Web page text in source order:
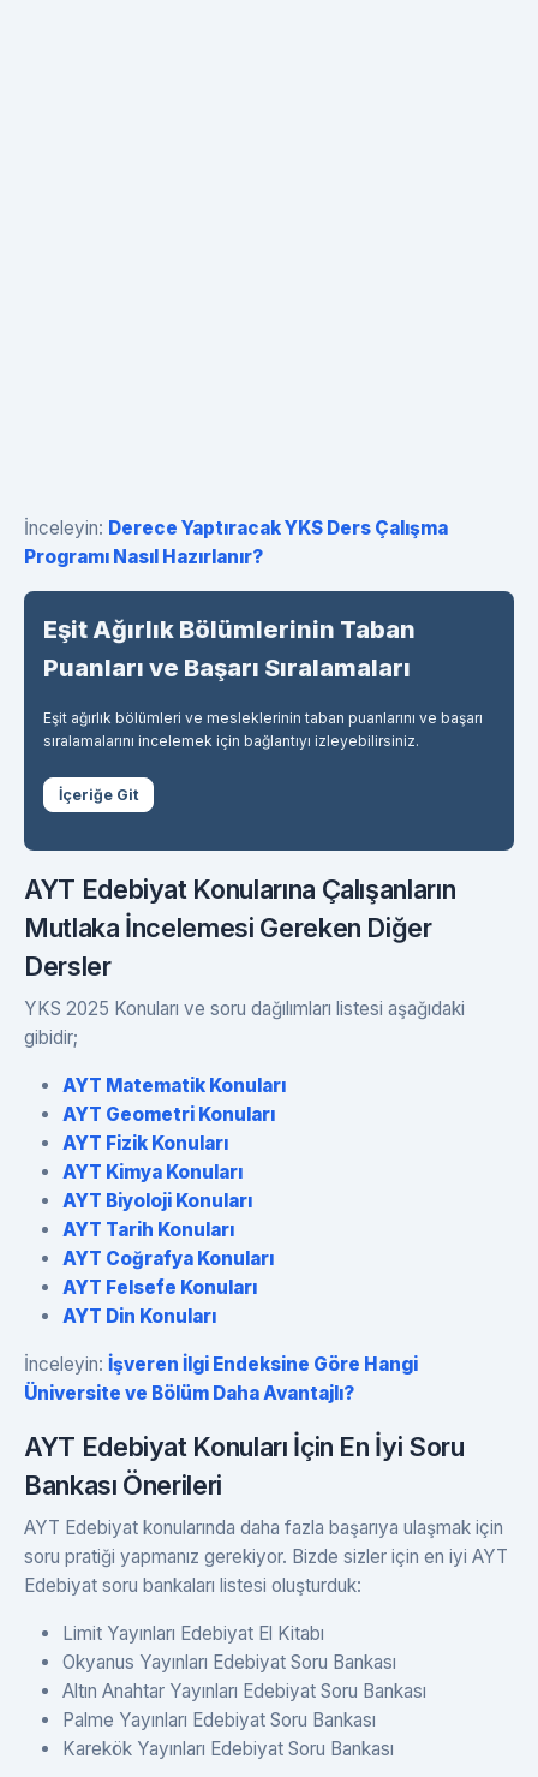
İnceleyin: Derece Yaptıracak YKS Ders Çalışma
Programı Nasıl Hazırlanır?
Eşit Ağırlık Bölümlerinin Taban
Puanları ve Başarı Sıralamaları
Eşit ağırlık bölümleri ve mesleklerinin taban puanlarını ve başarı
sıralamalarını incelemek için bağlantıyı izleyebilirsiniz.
İçeriğe Git
AYT Edebiyat Konularına Çalışanların
Mutlaka İncelemesi Gereken Diğer
Dersler
YKS 2025 Konuları ve soru dağılımları listesi aşağıdaki
gibidir;
AYT Matematik Konuları
AYT Geometri Konuları
AYT Fizik Konuları
AYT Kimya Konuları
AYT Biyoloji Konuları
AYT Tarih Konuları
AYT Coğrafya Konuları
AYT Felsefe Konuları
AYT Din Konuları
İnceleyin: İşveren İlgi Endeksine Göre Hangi
Üniversite ve Bölüm Daha Avantajlı?
AYT Edebiyat Konuları İçin En İyi Soru
Bankası Önerileri
AYT Edebiyat konularında daha fazla başarıya ulaşmak için
soru pratiği yapmanız gerekiyor. Bizde sizler için en iyi AYT
Edebiyat soru bankaları listesi oluşturduk:
Limit Yayınları Edebiyat El Kitabı
Okyanus Yayınları Edebiyat Soru Bankası
Altın Anahtar Yayınları Edebiyat Soru Bankası
Palme Yayınları Edebiyat Soru Bankası
Karekök Yayınları Edebiyat Soru Bankası